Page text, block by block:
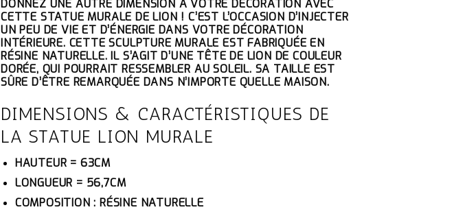
INITIAL
ÉTAIT :
639.10€.
ACTUEL
EST :
607.15€.
DONNEZ UNE AUTRE DIMENSION À VOTRE DÉCORATION AVEC
CETTE STATUE MURALE DE LION ! C’EST L’OCCASION D’INJECTER
UN PEU DE VIE ET D’ÉNERGIE DANS VOTRE DÉCORATION
INTÉRIEURE. CETTE SCULPTURE MURALE EST FABRIQUÉE EN
RÉSINE NATURELLE. IL S’AGIT D’UNE TÊTE DE LION DE COULEUR
DORÉE, QUI POURRAIT RESSEMBLER AU SOLEIL. SA TAILLE EST
SÛRE D’ÊTRE REMARQUÉE DANS N’IMPORTE QUELLE MAISON.
DIMENSIONS & CARACTÉRISTIQUES DE
LA STATUE LION MURALE
HAUTEUR = 63CM
LONGUEUR = 56,7CM
COMPOSITION : RÉSINE NATURELLE